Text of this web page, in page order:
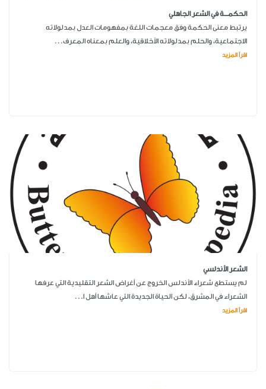
الحكمـــة في الشعر الجاهلي
يرتبط معنى الحكمة وفق معجمات اللغة بمفهومات العدل بمدلولاته
الاجتماعية، والحلم بمدلولاته الأخلاقية، والعلم بمعناه المعرف...
اقرأ المزيد
الشعر الأندلسي
لم يستطع شعراء الأندلس الخروج عن أغراض الشعر التقليدية التي عرفها
الشعراء في المشرق، لكن الحياة الجديدة التي عاشها أهل ا...
اقرأ المزيد